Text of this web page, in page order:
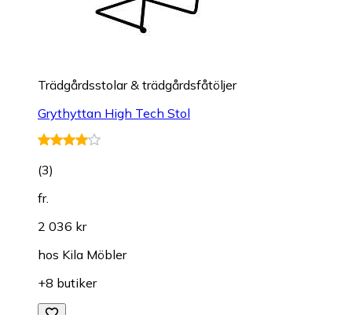
Trädgårdsstolar & trädgårdsfåtöljer
Grythyttan High Tech Stol
(3)
fr.
2 036 kr
hos Kila Möbler
+8 butiker